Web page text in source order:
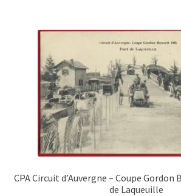
CPA Circuit d’Auvergne – Coupe Gordon
de Laqueuille